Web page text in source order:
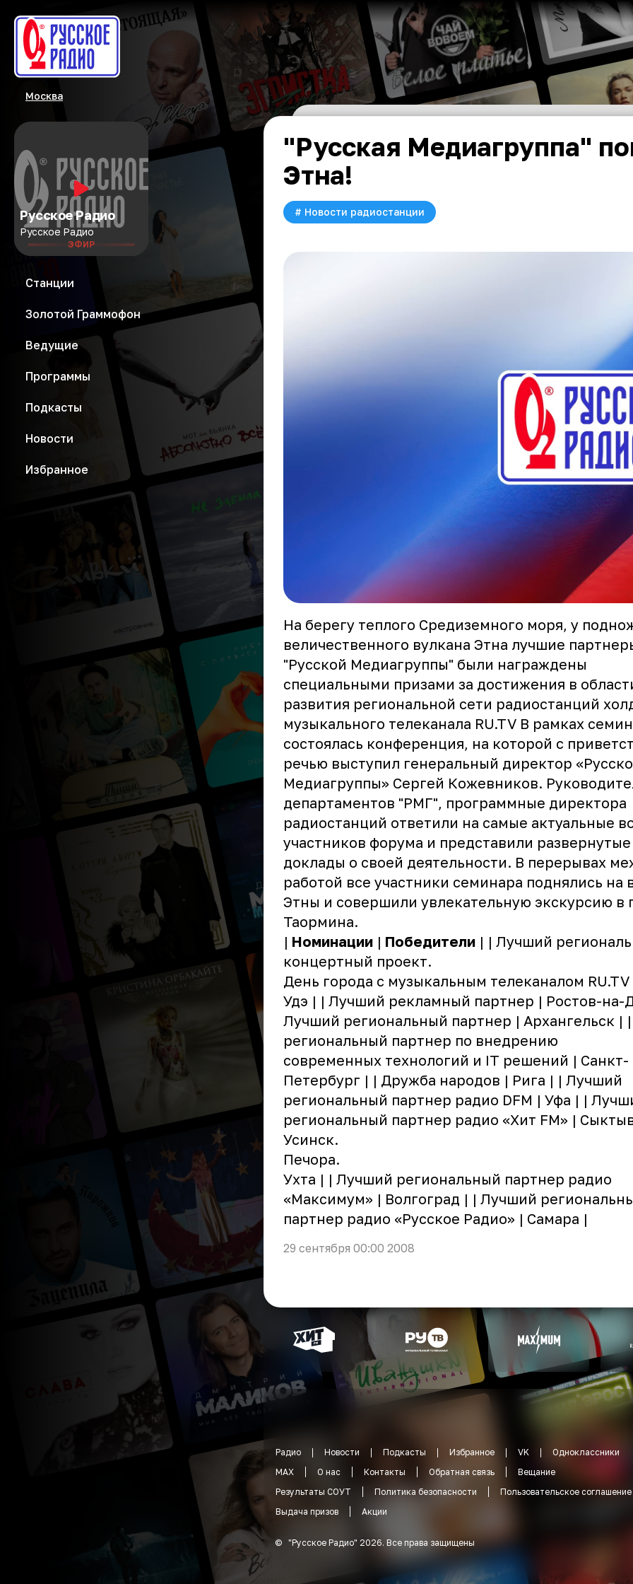
Москва
Русское Радио
Русское Радио
ЭФИР
Станции
Золотой Граммофон
Ведущие
Программы
Подкасты
Новости
Избранное
"Русская Медиагруппа"
Этна!
# Новости радиостанции
На берегу теплого Средиземного моря, у
величественного вулкана Этна лучшие
"Русской Медиагруппы" были награждены
специальными призами за достижения в
развития региональной сети радиостанций
музыкального телеканала RU.TV В рамках
состоялась конференция, на которой с
речью выступил генеральный директор
Медиагруппы» Сергей Кожевников.
департаментов "РМГ", программные директора
радиостанций ответили на самые актуальные
участников форума и представили развернутые
доклады о своей деятельности. В перерывах
работой все участники семинара поднялись на
Этны и совершили увлекательную экскурсию в
Таормина.
| Номинации | Победители | | Лучший
концертный проект.
День города с музыкальным телеканалом
Удэ | | Лучший рекламный партнер | Ростов-на-
Лучший региональный партнер | Архангельск |
региональный партнер по внедрению
современных технологий и IT решений | Санкт-
Петербург | | Дружба народов | Рига | | Лучший
региональный партнер радио DFM | Уфа | |
региональный партнер радио «Хит FM» |
Усинск.
Печора.
Ухта | | Лучший региональный партнер радио
«Максимум» | Волгоград | | Лучший
партнер радио «Русское Радио» | Самара |
29 сентября 00:00 2008
Радио Новости Подкасты Избранное VK
Одноклассники
MAX
О нас Контакты Обратная связь
Вещание
Результаты СОУТ
Политика безопасности
Пользовательское соглашение
Выдача призов
Акции
© "Русское Радио" 2026. Все права защищены